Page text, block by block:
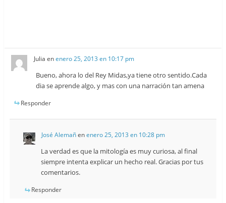
Julia enenero 25, 2013 en 10:17 pm
Bueno, ahora lo del Rey Midas,ya tiene otro sentido.Cada
dia se aprende algo, y mas con una narración tan amena
Responder
José Alemañenenero 25, 2013 en 10:28 pm
La verdad es que la mitología es muy curiosa, al final
siempre intenta explicar un hecho real. Gracias por tus
comentarios.
Responder